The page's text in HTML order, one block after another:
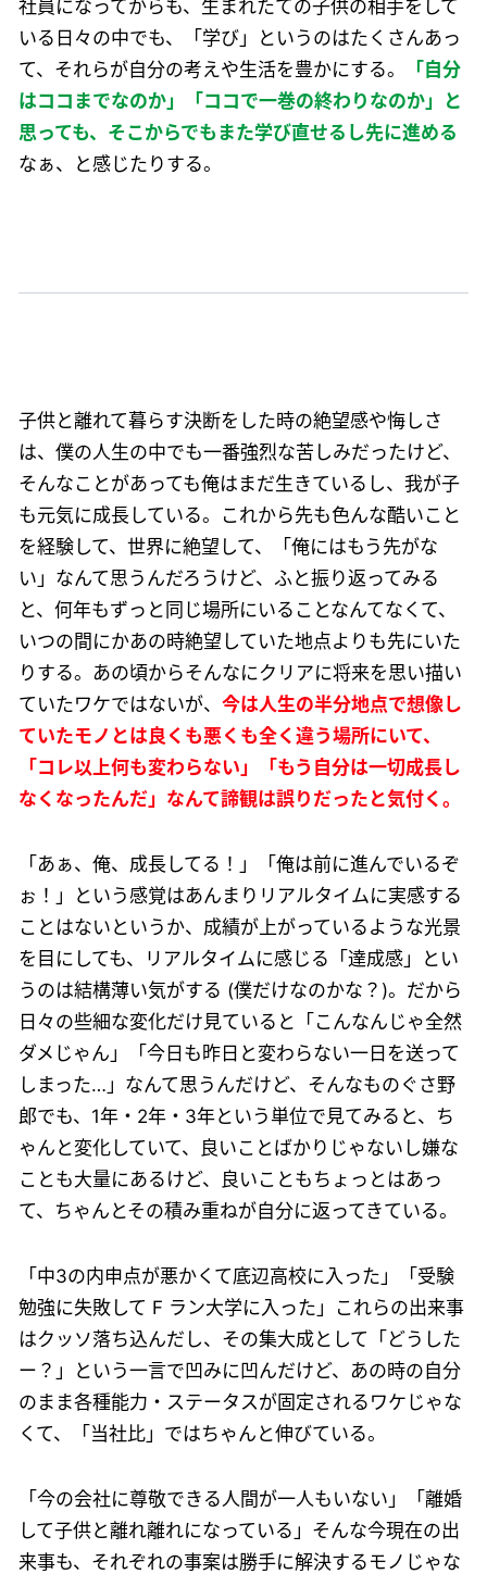
社員になってからも、生まれたての子供の相手をして
いる日々の中でも、「学び」というのはたくさんあっ
て、それらが自分の考えや生活を豊かにする。
「自分
はココまでなのか」「ココで一巻の終わりなのか」と
思っても、そこからでもまた学び直せるし先に進める
なぁ、と感じたりする。
子供と離れて暮らす決断をした時の絶望感や悔しさ
は、僕の人生の中でも一番強烈な苦しみだったけど、
そんなことがあっても俺はまだ生きているし、我が子
も元気に成長している。これから先も色んな酷いこと
を経験して、世界に絶望して、「俺にはもう先がな
い」なんて思うんだろうけど、ふと振り返ってみる
と、何年もずっと同じ場所にいることなんてなくて、
いつの間にかあの時絶望していた地点よりも先にいた
りする。あの頃からそんなにクリアに将来を思い描い
ていたワケではないが、 今は人生の半分地点で想像し
ていたモノとは良くも悪くも全く違う場所にいて、
「コレ以上何も変わらない」「もう自分は一切成長し
なくなったんだ」なんて諦観は誤りだったと気付く。
「あぁ、俺、成長してる！」「俺は前に進んでいるぞ
ぉ！」という感覚はあんまりリアルタイムに実感する
ことはないというか、成績が上がっているような光景
を目にしても、リアルタイムに感じる「達成感」とい
うのは結構薄い気がする (僕だけなのかな？)。だから
日々の些細な変化だけ見ていると「こんなんじゃ全然
ダメじゃん」「今日も昨日と変わらない一日を送って
しまった…」なんて思うんだけど、そんなものぐさ野
郎でも、1年・2年・3年という単位で見てみると、ち
ゃんと変化していて、良いことばかりじゃないし嫌な
ことも大量にあるけど、良いこともちょっとはあっ
て、ちゃんとその積み重ねが自分に返ってきている。
「中3の内申点が悪かくて底辺高校に入った」「受験
勉強に失敗して F ラン大学に入った」これらの出来事
はクッソ落ち込んだし、その集大成として「どうした
ー？」という一言で凹みに凹んだけど、あの時の自分
のまま各種能力・ステータスが固定されるワケじゃな
くて、「当社比」ではちゃんと伸びている。
「今の会社に尊敬できる人間が一人もいない」「離婚
して子供と離れ離れになっている」そんな今現在の出
来事も、それぞれの事案は勝手に解決するモノじゃな